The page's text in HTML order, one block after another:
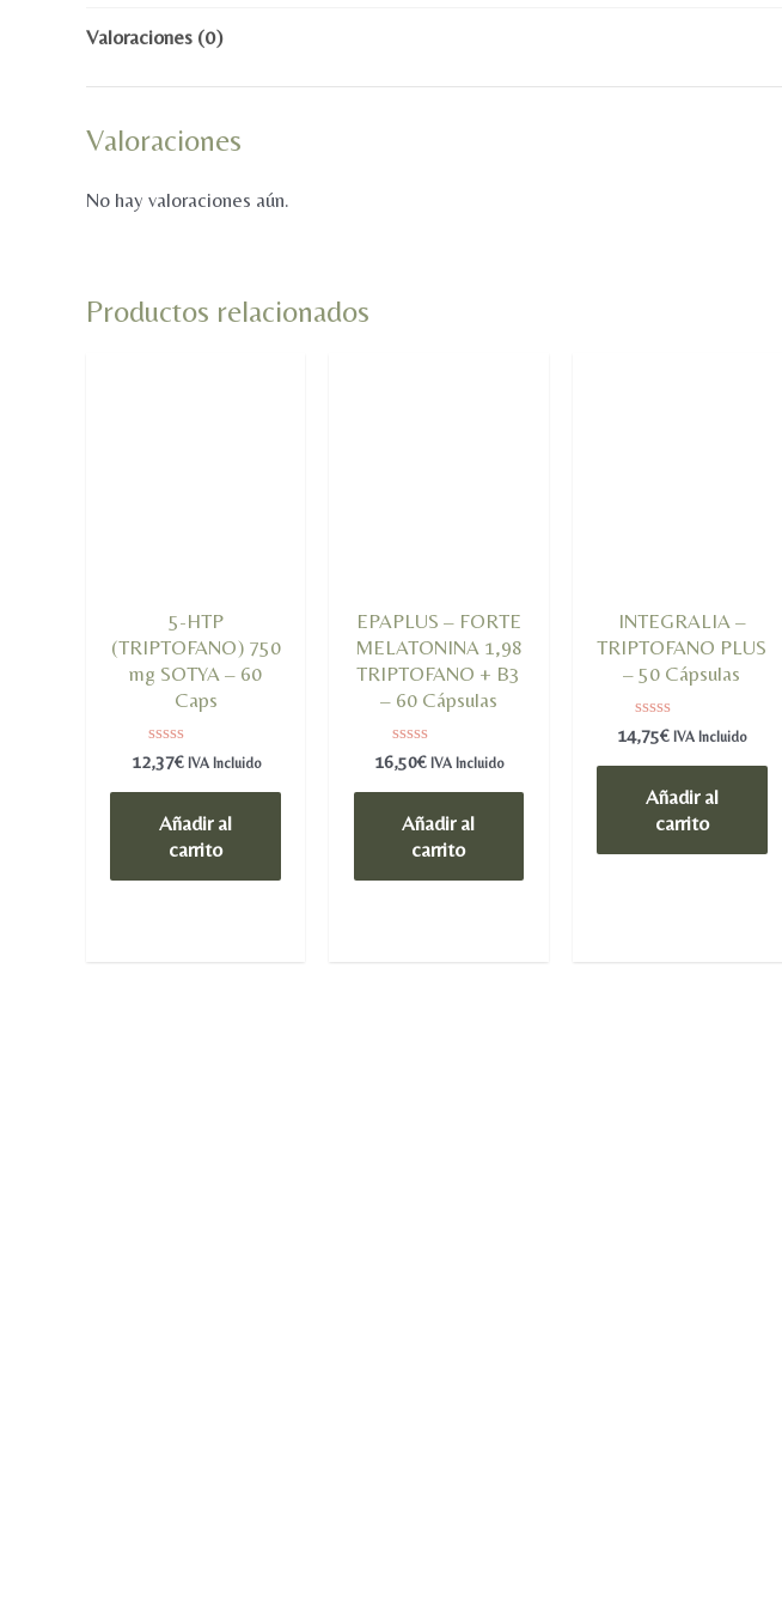
Valoraciones (0)
Valoraciones
No hay valoraciones aún.
Productos relacionados
5-HTP
(TRIPTOFANO) 750
mg SOTYA – 60
Caps
Valorado
en
0
12,37€ IVA Incluido
Añadir al
carrito
EPAPLUS – FORTE
MELATONINA 1,98
TRIPTOFANO + B3
– 60 Cápsulas
Valorado
en
0
16,50€ IVA Incluido
Añadir al
carrito
INTEGRALIA –
TRIPTOFANO PLUS
– 50 Cápsulas
Valorado
en
0
14,75€ IVA Incluido
Añadir al
carrito